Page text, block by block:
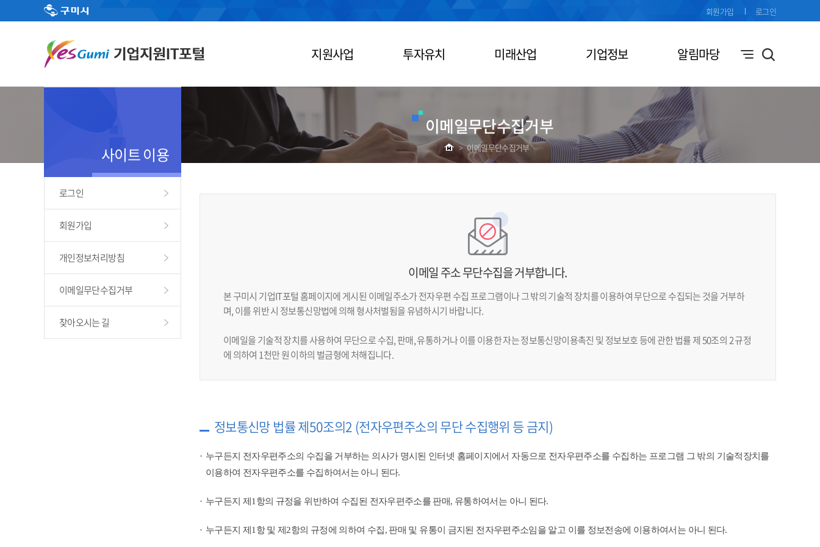
지원사업 투자유치 미래산업 기업정보 알림마당
회원가입 로그인
이메일무단수집거부
> 이메일무단수집거부
사이트 이용
로그인
회원가입
개인정보처리방침
이메일무단수집거부
찾아오시는 길
이메일 주소 무단수집을 거부합니다.
본 구미시 기업IT포털 홈페이지에 게시된 이메일주소가 전자우편 수집 프로그램이나 그 밖의 기술적 장치를 이용하여 무단으로 수집되는 것을 거부하
며, 이를 위반 시 정보통신망법에 의해 형사처벌됨을 유념하시기 바랍니다.
이메일을 기술적 장치를 사용하여 무단으로 수집, 판매, 유통하거나 이를 이용한 자는 정보통신망이용촉진 및 정보보호 등에 관한 법률 제 50조의 2 규정
에 의하여 1천만 원 이하의 벌금형에 처해집니다.
정보통신망 법률 제50조의2 (전자우편주소의 무단 수집행위 등 금지)
누구든지 전자우편주소의 수집을 거부하는 의사가 명시된 인터넷 홈페이지에서 자동으로 전자우편주소를 수집하는 프로그램 그 밖의 기술적장치를
이용하여 전자우편주소를 수집하여서는 아니 된다.
누구든지 제1항의 규정을 위반하여 수집된 전자우편주소를 판매, 유통하여서는 아니 된다.​
누구든지 제1항 및 제2항의 규정에 의하여 수집, 판매 및 유통이 금지된 전자우편주소임을 알고 이를 정보전송에 이용하여서는 아니 된다.